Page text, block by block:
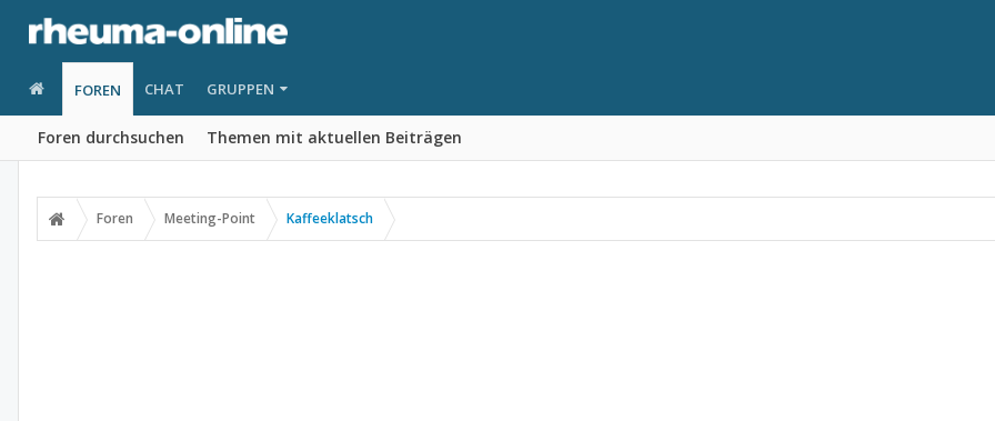
FOREN
Foren durchsuchen Themen mit aktuellen Beiträgen
CHAT GRUPPEN
Foren Meeting-Point Kaffeeklatsch